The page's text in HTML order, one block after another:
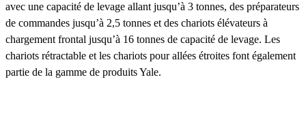
avec une capacité de levage allant jusqu’à 3 tonnes, des préparateurs
de commandes jusqu’à 2,5 tonnes et des chariots élévateurs à
chargement frontal jusqu’à 16 tonnes de capacité de levage. Les
chariots rétractable et les chariots pour allées étroites font également
partie de la gamme de produits Yale.